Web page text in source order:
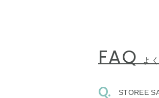
FAQ よ
STOREE